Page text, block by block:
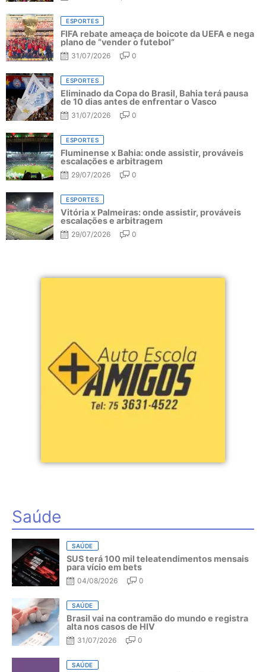
ESPORTES
FIFA rebate ameaça de boicote da UEFA e nega
plano de “vender o futebol”
31/07/2026 0
ESPORTES
Eliminado da Copa do Brasil, Bahia terá pausa
de 10 dias antes de enfrentar o Vasco
31/07/2026 0
ESPORTES
Fluminense x Bahia: onde assistir, prováveis
escalações e arbitragem
29/07/2026 0
ESPORTES
Vitória x Palmeiras: onde assistir, prováveis
escalações e arbitragem
29/07/2026 0
Saúde
SAÚDE
SUS terá 100 mil teleatendimentos mensais
para vício em bets
04/08/2026 0
SAÚDE
Brasil vai na contramão do mundo e registra
alta nos casos de HIV
31/07/2026 0
SAÚDE